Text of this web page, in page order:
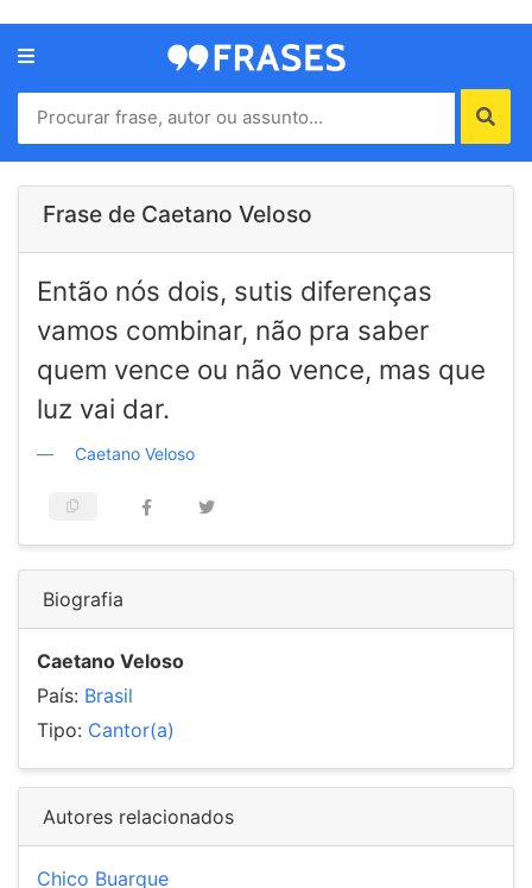
Menu
Home
Autores
de
Frase de Caetano Veloso
Então nós dois, sutis diferenças
vamos combinar, não pra saber
quem vence ou não vence, mas que
luz vai dar.
Caetano Veloso
Biografia
Caetano Veloso
País: Brasil
Tipo: Cantor(a)
Autores relacionados
Chico Buarque